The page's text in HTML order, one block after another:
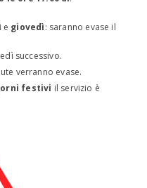
e giovedì: saranno evase il
successivo.
verranno evase.
festivi il servizio è